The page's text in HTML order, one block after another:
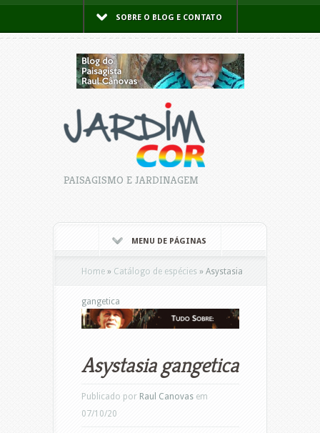
SOBRE O BLOG E CONTATO
PAISAGISMO E JARDINAGEM
MENU DE PÁGINAS
Home » Catálogo de espécies » Asystasia
gangetica
Asystasia gangetica
Publicado por Raul Canovas em
07/10/20